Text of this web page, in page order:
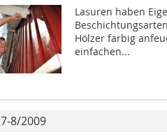
Lasuren haben
Hölzer farbig
einfachen...
8/2009